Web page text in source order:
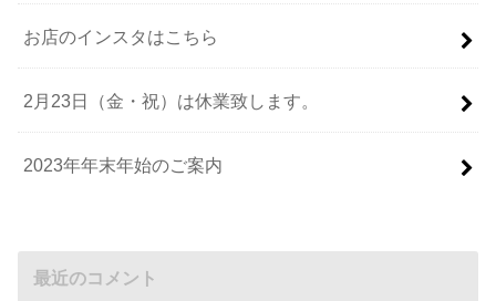
お店のインスタはこちら
2月23日（金・祝）は休業致します。
2023年年末年始のご案内
最近のコメント